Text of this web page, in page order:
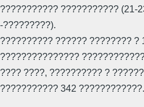
??????????? ??????????? (21-
-?????????).
?????????? ?????? ???????? ?
???????????????
???? ????, ?????????? ?
??????????? 342 ????????????.